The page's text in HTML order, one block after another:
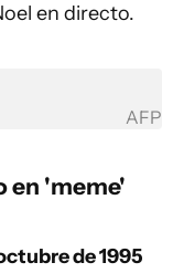
en directo.
AFP
en 'meme'
de 1995